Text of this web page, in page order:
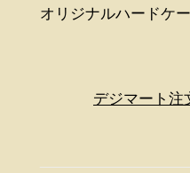
オリジナルハードケ
デジマート注